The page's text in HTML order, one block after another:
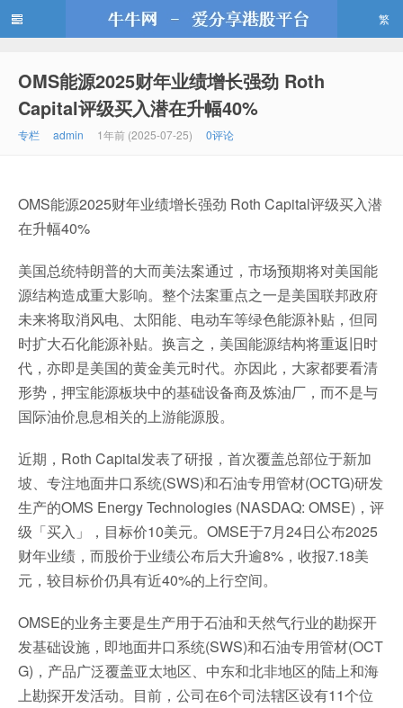
牛牛网
繁
OMS能源2025财年业绩增长强劲 Roth
Capital评级买入潜在升幅40%
专栏 admin 1年前 (2025-07-25) 0评论
OMS能源2025财年业绩增长强劲 Roth Capital评级买入潜
在升幅40%
美国总统特朗普的大而美法案通过，市场预期将对美国能
源结构造成重大影响。整个法案重点之一是美国联邦政府
未来将取消风电、太阳能、电动车等绿色能源补贴，但同
时扩大石化能源补贴。换言之，美国能源结构将重返旧时
代，亦即是美国的黄金美元时代。亦因此，大家都要看清
形势，押宝能源板块中的基础设备商及炼油厂，而不是与
国际油价息息相关的上游能源股。
近期，Roth Capital发表了研报，首次覆盖总部位于新加
坡、专注地面井口系统(SWS)和石油专用管材(OCTG)研发
生产的OMS Energy Technologies (NASDAQ: OMSE)，评
级「买入」，目标价10美元。OMSE于7月24日公布2025
财年业绩，而股价于业绩公布后大升逾8%，收报7.18美
元，较目标价仍具有近40%的上行空间。
OMSE的业务主要是生产用于石油和天然气行业的勘探开
发基础设施，即地面井口系统(SWS)和石油专用管材(OCT
G)，产品广泛覆盖亚太地区、中东和北非地区的陆上和海
上勘探开发活动。目前，公司在6个司法辖区设有11个位